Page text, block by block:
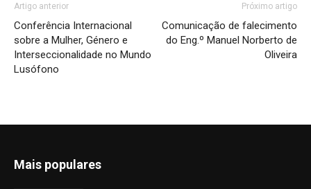
Artigo anterior
Conferência Internacional
sobre a Mulher, Género e
Interseccionalidade no Mundo
Lusófono
Próximo artigo
Comunicação de falecimento
do Eng.º Manuel Norberto de
Oliveira
Mais populares